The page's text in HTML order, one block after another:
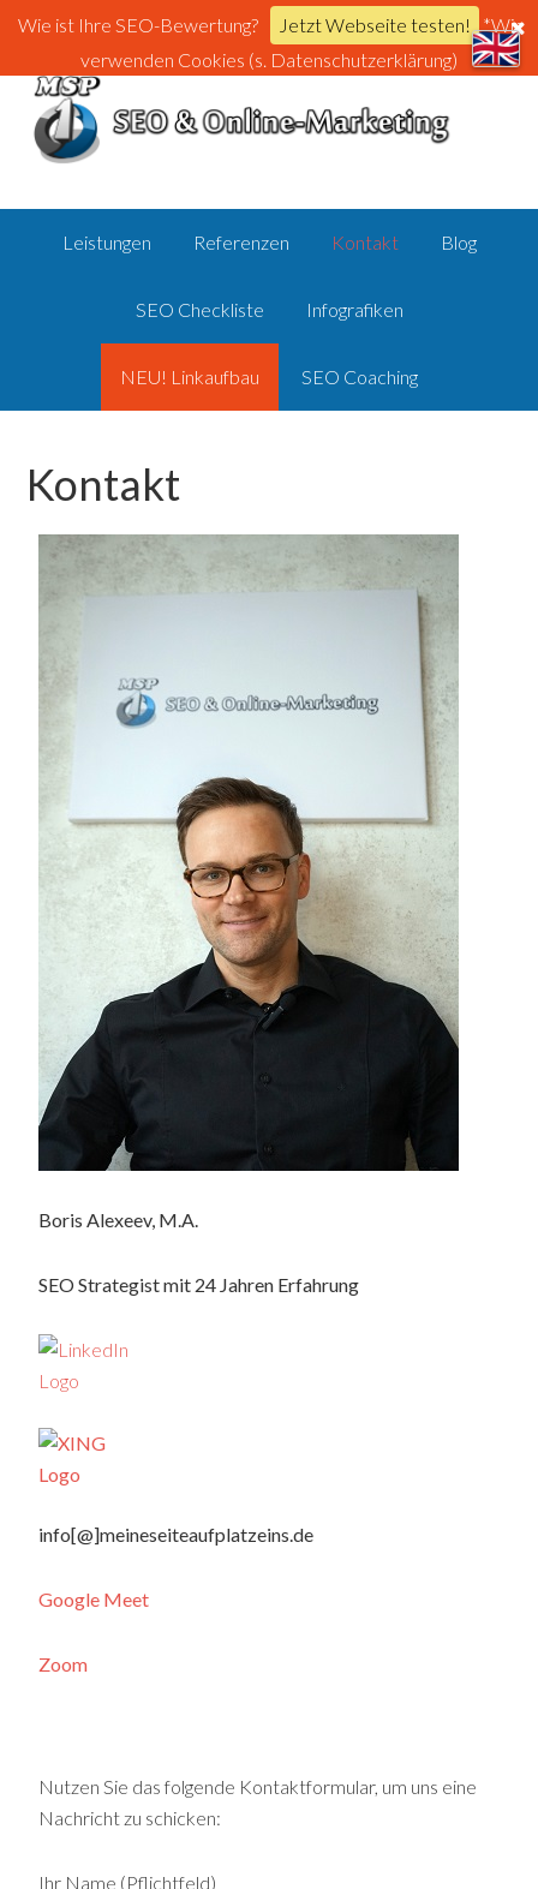
Leistungen Referenzen Kontakt Blog
SEO Checkliste Infografiken
NEU! Linkaufbau SEO Coaching
Kontakt
Boris Alexeev, M.A.
SEO Strategist mit 24 Jahren Erfahrung
info[@]meineseiteaufplatzeins.de
Google Meet
Zoom
Nutzen Sie das folgende Kontaktformular, um uns eine
Nachricht zu schicken:
Ihr Name (Pflichtfeld)
Wie ist Ihre SEO-Bewertung? Jetzt Webseite testen! *Wir
verwenden Cookies (s. Datenschutzerklärung)